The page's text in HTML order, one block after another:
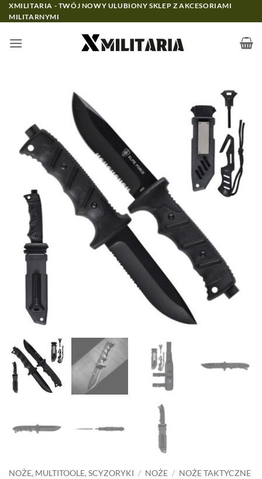
Przewiń
do
XMILITARIA - TWÓJ NOWY ULUBIONY SKLEP Z AKCESORIAMI
MILITARNYMI
NOŻE, MULTITOOLE, SCYZORYKI / NOŻE / NOŻE TAKTYCZNE